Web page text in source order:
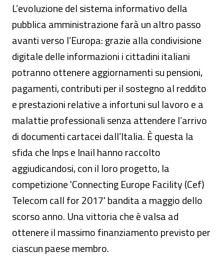
L’evoluzione del sistema informativo della
pubblica amministrazione farà un altro passo
avanti verso l’Europa: grazie alla condivisione
digitale delle informazioni i cittadini italiani
potranno ottenere aggiornamenti su pensioni,
pagamenti, contributi per il sostegno al reddito
e prestazioni relative a infortuni sul lavoro e a
malattie professionali senza attendere l’arrivo
di documenti cartacei dall’Italia. È questa la
sfida che Inps e Inail hanno raccolto
aggiudicandosi, con il loro progetto, la
competizione 'Connecting Europe Facility (Cef)
Telecom call for 2017' bandita a maggio dello
scorso anno. Una vittoria che è valsa ad
ottenere il massimo finanziamento previsto per
ciascun paese membro.